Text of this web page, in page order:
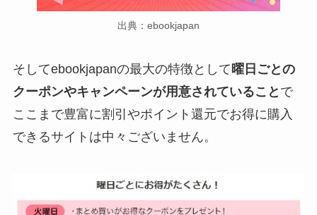
出典：ebookjapan
そしてebookjapanの最大の特徴として曜日ごとの
クーポンやキャンペーンが用意されていること で
ここまで豊富に割引やポイント還元でお得に購入
できるサイトは中々ございません。